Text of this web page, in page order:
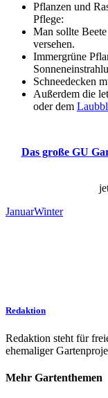
Pflanzen und
Pflege:
Man sollte
versehen.
Immergrüne
Schneedecken
Außerdem die
oder dem
Das große GU
JanuarWinter
Redaktion
Redaktion steht für
ehemaliger
Mehr Gartenthemen